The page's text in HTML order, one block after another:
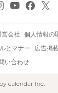
営会社
個人情報の
とマナー 広告掲
い合わせ
calendar Inc.